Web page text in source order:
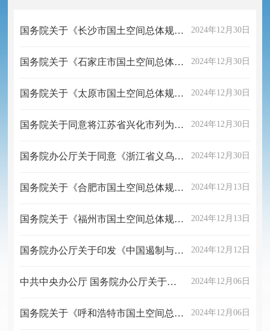
2024年12月30日
国务院关于《长沙市国土空间总体规划（2021—2035年）》的批复
2024年12月30日
国务院关于《石家庄市国土空间总体规划（2021—2035年）》的批复
2024年12月30日
国务院关于《太原市国土空间总体规划（2021—2035年）》的批复
2024年12月30日
国务院关于同意将江苏省兴化市列为国家历史文化名城的批复
2024年12月30日
国务院办公厅关于同意《浙江省义乌市深化国际贸易综合改革总体方案》的函
2024年12月13日
国务院关于《合肥市国土空间总体规划（2021—2035年）》的批复
2024年12月13日
国务院关于《福州市国土空间总体规划（2021—2035年）》的批复
2024年12月12日
国务院办公厅关于印发《中国遏制与防治艾滋病规划（2024—2030年）》的通知
2024年12月06日
中共中央办公厅 国务院办公厅关于推进新型城市基础设施建设打造韧性城市的意见
2024年12月06日
国务院关于《呼和浩特市国土空间总体规划（2021—2035年）》的批复